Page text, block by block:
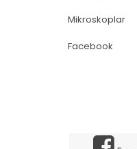
Mikroskoplar
Facebook